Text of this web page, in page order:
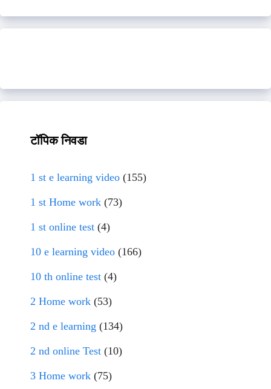
टॉपिक निवडा
1 st e learning video (155)
1 st Home work (73)
1 st online test (4)
10 e learning video (166)
10 th online test (4)
2 Home work (53)
2 nd e learning (134)
2 nd online Test (10)
3 Home work (75)